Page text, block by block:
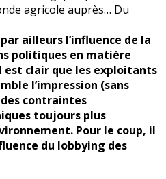
agricole auprès… Du
ailleurs l’influence de la
politiques en matière
est clair que les exploitants
l’impression (sans
contraintes
toujours plus
Pour le coup, il
du lobbying des